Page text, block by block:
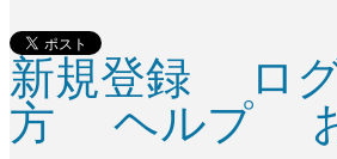
新規登録 ロ
方
ヘルプ